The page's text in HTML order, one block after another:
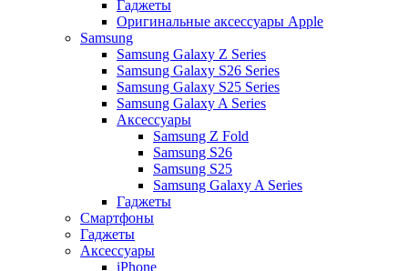
Гаджеты
Оригинальные аксессуары Apple
Samsung
Samsung Galaxy Z Series
Samsung Galaxy S26 Series
Samsung Galaxy S25 Series
Samsung Galaxy A Series
Аксессуары
Samsung Z Fold
Samsung S26
Samsung S25
Samsung Galaxy A Series
Гаджеты
Смартфоны
Гаджеты
Аксессуары
iPhone